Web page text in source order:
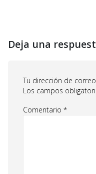
Deja una
Tu dirección de
Los campos
Comentario *